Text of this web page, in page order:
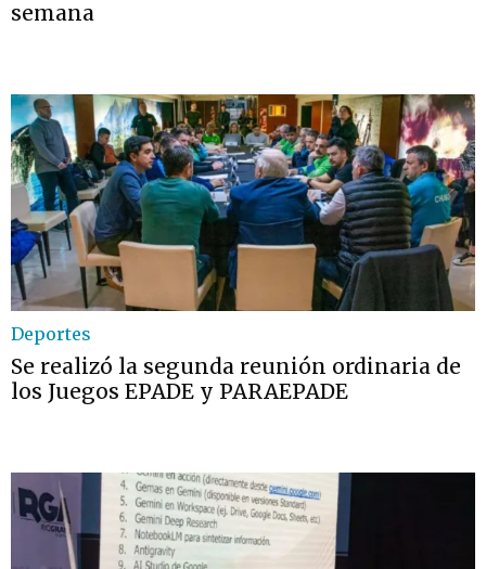
semana
Deportes
Se realizó la segunda reunión ordinaria de
los Juegos EPADE y PARAEPADE